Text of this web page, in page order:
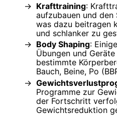
Krafttraining:
aufzubauen und
was dazu beitragen
und schlanker zu
Body Shaping:
Übungen und
bestimmte
Bauch, Beine, Po
Programme zur
der Fortschritt
Gewichtsreduktion